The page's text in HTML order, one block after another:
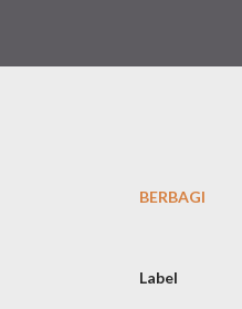
BERBAGI
Label